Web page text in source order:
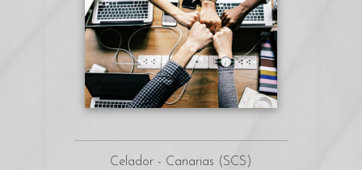
Celador - Canarias (SCS)